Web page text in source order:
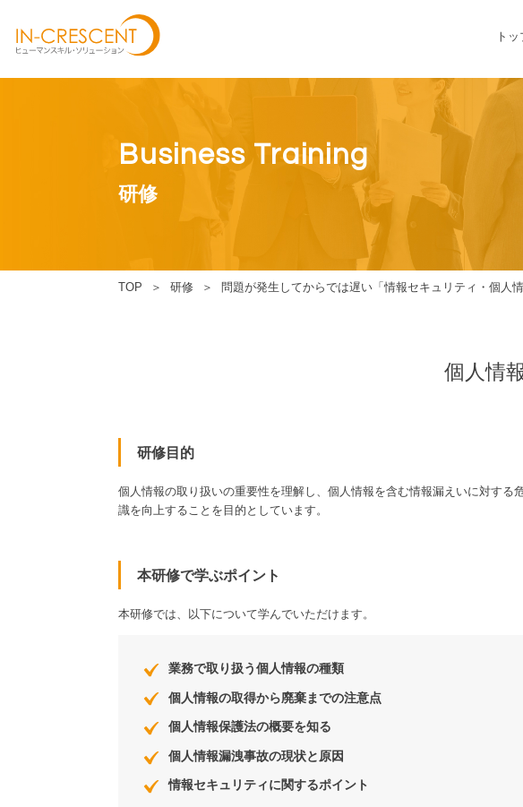
トッ
Business Training
研修
TOP 研修 問題が発生してからでは遅い「情報セキュリティ・個人情
個人情
研修目的
個人情報の取り扱いの重要性を理解し、個人情報を含む情報漏えいに対する
識を向上することを目的としています。
本研修で学ぶポイント
本研修では、以下について学んでいただけます。
業務で取り扱う個人情報の種類
個人情報の取得から廃棄までの注意点
個人情報保護法の概要を知る
個人情報漏洩事故の現状と原因
情報セキュリティに関するポイント